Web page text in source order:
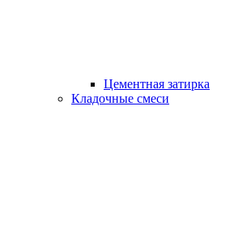
Цементная затирка
Кладочные смеси